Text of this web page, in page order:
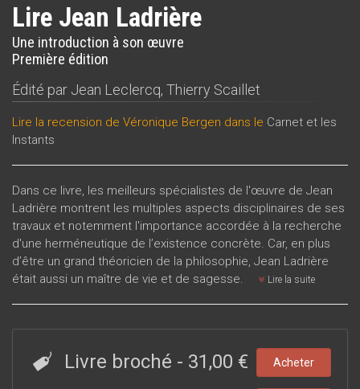
Lire Jean Ladrière
Une introduction à son œuvre
Première édition
Édité par Jean Leclercq, Thierry Scaillet
Lire la recension de Véronique Bergen dans le Carnet et les
Instants
Dans ce livre, les meilleurs spécialistes de l'œuvre de Jean
Ladrière montrent les multiples aspects disciplinaires de ses
travaux et notemment l'importance accordée à la recherche
d'une herméneutique de l’existence concrète. Car, en plus
d’être un grand théoricien de la philosophie, Jean Ladrière
était aussi un maître de vie et de sagesse.
Lire la suite
Livre broché - 31,00 € Acheter